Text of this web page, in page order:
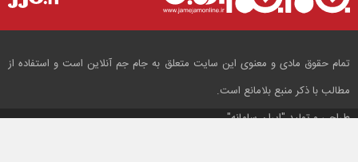
تمام حقوق مادی و معنوی این سایت متعلق به جام جم آنلاین است و استفاده از
مطالب با ذکر منبع بلامانع است.
طراحی و تولید"ایران سامانه"